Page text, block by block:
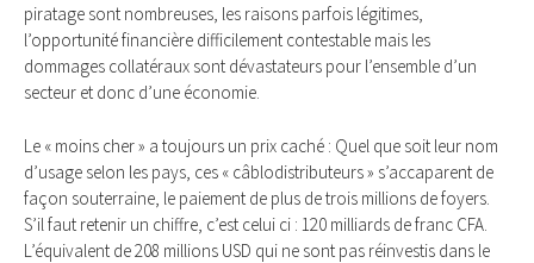
piratage sont nombreuses, les raisons parfois légitimes,
l’opportunité financière difficilement contestable mais les
dommages collatéraux sont dévastateurs pour l’ensemble d’un
secteur et donc d’une économie.
Le « moins cher » a toujours un prix caché : Quel que soit leur nom
d’usage selon les pays, ces « câblodistributeurs » s’accaparent de
façon souterraine, le paiement de plus de trois millions de foyers.
S’il faut retenir un chiffre, c’est celui ci : 120 milliards de franc CFA.
L’équivalent de 208 millions USD qui ne sont pas réinvestis dans le